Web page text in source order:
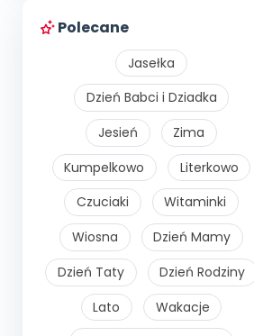
Polecane
Jasełka
Dzień Babci i Dziadka
Jesień
Zima
Kumpelkowo
Literkowo
Czuciaki
Witaminki
Wiosna
Dzień Mamy
Dzień Taty
Dzień Rodziny
Lato
Wakacje